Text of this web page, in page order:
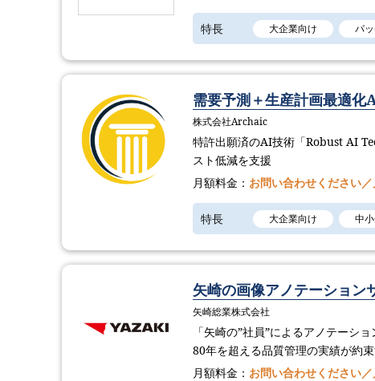
特長 大企業向け パ
需要予測＋生産計画最適化
株式会社Archaic
特許出願済のAI技術「Robust AI
スト低減を支援
月額料金： お問い合わせください／
特長 大企業向け 中
矢崎の画像アノテーション
矢崎総業株式会社
「矢崎の”社員”によるアノテーシ
80年を超える品質管理の実績が約
月額料金： お問い合わせください／